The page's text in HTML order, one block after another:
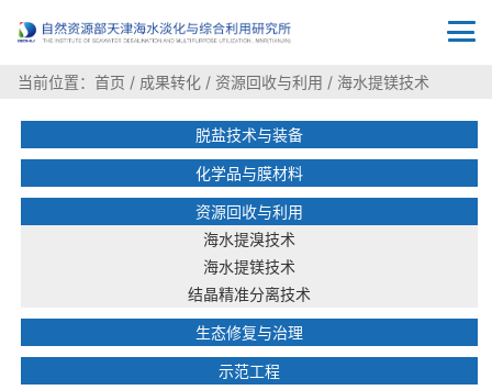
当前位置： 首页 / 成果转化 / 资源回收与利用 / 海水提镁技术
脱盐技术与装备
化学品与膜材料
资源回收与利用
海水提溴技术
海水提镁技术
结晶精准分离技术
生态修复与治理
示范工程